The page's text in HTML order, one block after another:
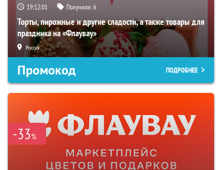
19:12:01 Получили:6
Торты, пирожные и другие сладости, а также товары для
праздника на «Флаувау»
Россия
Промокод ПОДРОБНЕЕ
-33%